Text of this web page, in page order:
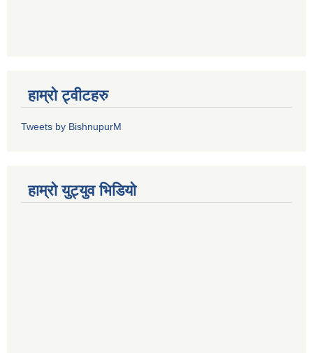
हाम्रो ट्वीटहरु
Tweets by BishnupurM
हाम्रो युट्युव भिडियो